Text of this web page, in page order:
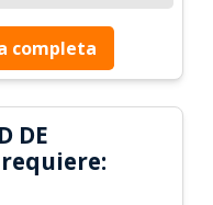
completa
DE
requiere: